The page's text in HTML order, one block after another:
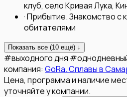
клуб, село Кривая Лука,
·Прибытие. Знакомство с
обитателями
Показать все (10 ещё) ↓
#выходного дня #
компания: GoRa. Сплавы в
Цена, программа и наличие
уточняйте у компании.